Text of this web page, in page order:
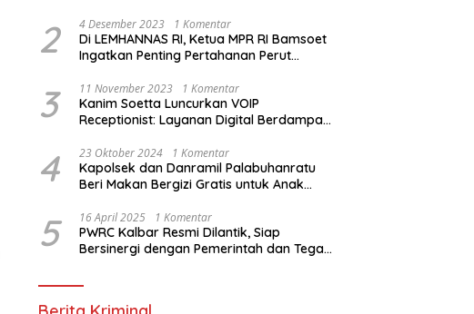
2 4 Desember 2023 1 Komentar
Di LEMHANNAS RI, Ketua MPR RI Bamsoet
Ingatkan Penting Pertahanan Perut
3 11 November 2023 1 Komentar
Kanim Soetta Luncurkan VOIP
Receptionist: Layanan Digital Berdampak
4 23 Oktober 2024 1 Komentar
Kapolsek dan Danramil Palabuhanratu
Beri Makan Bergizi Gratis untuk Anak
5 16 April 2025 1 Komentar
PWRC Kalbar Resmi Dilantik, Siap
Bersinergi dengan Pemerintah dan Tegas